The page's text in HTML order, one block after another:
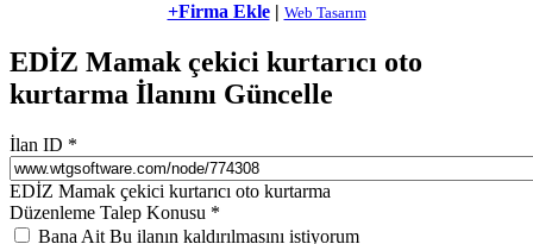
+Firma Ekle | Web Tasarım
EDİZ Mamak çekici kurtarıcı oto
kurtarma İlanını Güncelle
İlan ID *
EDİZ Mamak çekici kurtarıcı oto kurtarma
Düzenleme Talep Konusu *
Bana Ait Bu ilanın kaldırılmasını istiyorum